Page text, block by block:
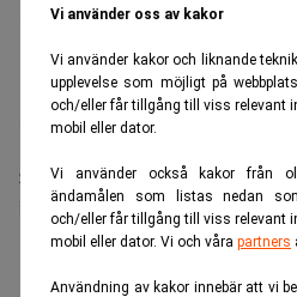
Vi använder oss av kakor
Vi använder kakor och liknande
upplevelse som möjligt på
och/eller får tillgång till viss relevant
mobil eller dator.
Vi använder också kakor från
ändamålen som listas nedan
och/eller får tillgång till viss relevant
mobil eller dator. Vi och våra partners
Användning av kakor innebär att vi
investmentbankerna som går bra
Johannes
Stenlund
Stora börsnoteringar är ett
investmentbankerna väntas
Men även
ANNONS